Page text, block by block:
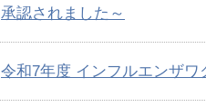
承認されました～
令和7年度 インフルエンザワ